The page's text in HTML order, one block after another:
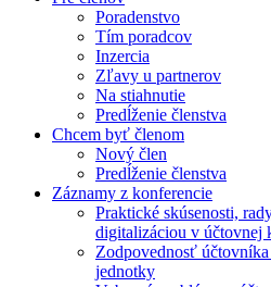
Poradenstvo
Tím poradcov
Inzercia
Zľavy u partnerov
Na stiahnutie
Predĺženie členstva
Chcem byť členom
Nový člen
Predĺženie členstva
Záznamy z konferencie
Praktické skúsenosti,
digitalizáciou v účtovnej
Zodpovednosť
jednotky